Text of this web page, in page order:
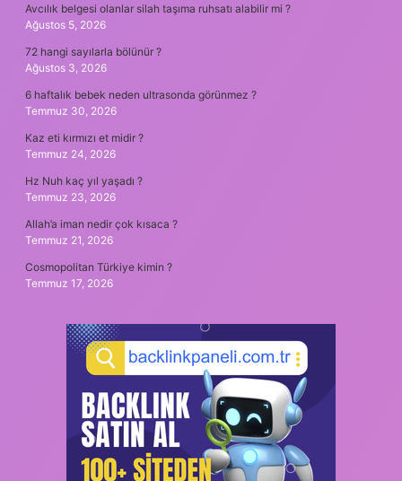
Avcılık belgesi olanlar silah taşıma ruhsatı alabilir mi ?
Ağustos 5, 2026
72 hangi sayılarla bölünür ?
Ağustos 3, 2026
6 haftalık bebek neden ultrasonda görünmez ?
Temmuz 30, 2026
Kaz eti kırmızı et midir ?
Temmuz 24, 2026
Hz Nuh kaç yıl yaşadı ?
Temmuz 23, 2026
Allah’a iman nedir çok kısaca ?
Temmuz 21, 2026
Cosmopolitan Türkiye kimin ?
Temmuz 17, 2026